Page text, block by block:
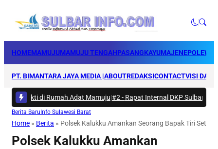
HOMEMAMUJUMAMUJU TENGAHPASANGKAYUMAJENE
PT. BIMANTARA JAYA MEDIA |ABOUTREDAKSICONTACTVISI DAN
Bakti di Rumah Adat Mamuju|#2 -Rapat Internal DKP Sulbar,
Berita Baru Info Sulawesi Barat
Home » Berita » Polsek Kalukku Amankan Seorang Bapak Tiri
Polsek Kalukku Amankan